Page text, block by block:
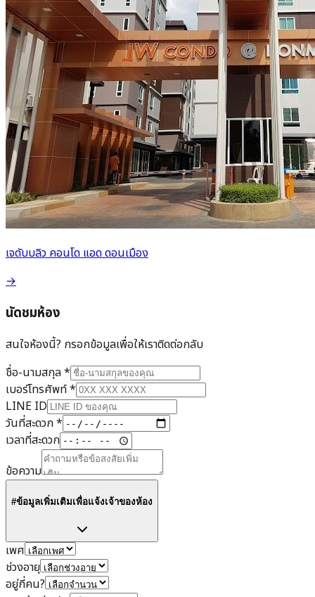
เจดับบลิว คอนโด แอด ดอนเมือง
→
นัดชมห้อง
สนใจห้องนี้? กรอกข้อมูลเพื่อให้เราติดต่อกลับ
ชื่อ-นามสกุล*
เบอร์โทรศัพท์*
LINE ID
วันที่สะดวก*
เวลาที่สะดวก
ข้อความ
#ข้อมูลเพิ่มเติมเพื่อแจ้งเจ้าของห้อง
เพศ
ช่วงอายุ
อยู่กี่คน?